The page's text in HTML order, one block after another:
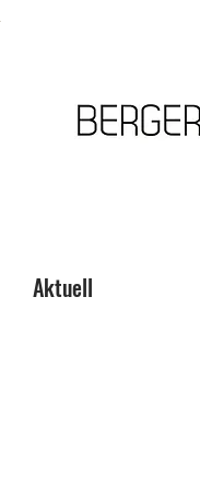
Aktuell